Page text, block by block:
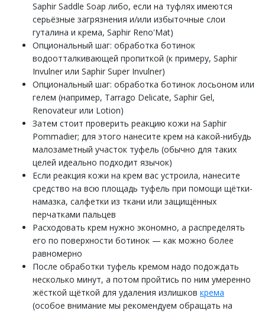
Saphir Saddle Soap либо, если на туфлях имеются
серьёзные загрязнения и/или избыточные слои
гуталина и крема, Saphir Reno'Mat)
Опциональный шаг: обработка ботинок
водоотталкивающей пропиткой (к примеру, Saphir
Invulner или Saphir Super Invulner)
Опциональный шаг: обработка ботинок лосьоном или
гелем (например, Tarrago Delicate, Saphir Gel,
Renovateur или Lotion)
Затем стоит проверить реакцию кожи на Saphir
Pommadier; для этого нанесите крем на какой-нибудь
малозаметный участок туфель (обычно для таких
целей идеально подходит язычок)
Если реакция кожи на крем вас устроила, нанесите
средство на всю площадь туфель при помощи щётки-
намазка, салфетки из ткани или защищённых
перчатками пальцев
Расходовать крем нужно экономно, а распределять
его по поверхности ботинок — как можно более
равномерно
После обработки туфель кремом надо подождать
несколько минут, а потом пройтись по ним умеренно
жёсткой щёткой для удаления излишков крема
(особое внимание мы рекомендуем обращать на